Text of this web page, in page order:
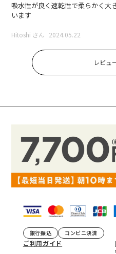
吸水性が良く速乾性で柔らかく大
います
Hitoshi さん 2024.05.22
レビュ
銀行振込 コンビニ決済
ご利用ガイド